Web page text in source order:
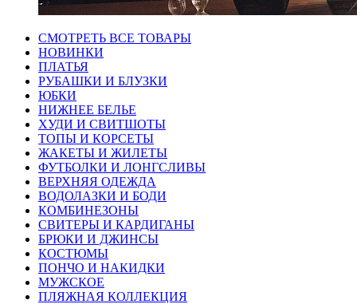
СМОТРЕТЬ ВСЕ ТОВАРЫ
НОВИНКИ
ПЛАТЬЯ
РУБАШКИ И БЛУЗКИ
ЮБКИ
НИЖНЕЕ БЕЛЬЕ
ХУДИ И СВИТШОТЫ
ТОПЫ И КОРСЕТЫ
ЖАКЕТЫ И ЖИЛЕТЫ
ФУТБОЛКИ И ЛОНГСЛИВЫ
ВЕРХНЯЯ ОДЕЖДА
ВОДОЛАЗКИ И БОДИ
КОМБИНЕЗОНЫ
СВИТЕРЫ И КАРДИГАНЫ
БРЮКИ И ДЖИНСЫ
КОСТЮМЫ
ПОНЧО И НАКИДКИ
МУЖСКОЕ
ПЛЯЖНАЯ КОЛЛЕКЦИЯ